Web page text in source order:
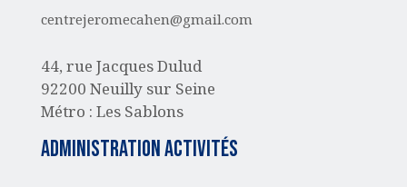
centrejeromecahen@gmail.com
44, rue Jacques Dulud
92200 Neuilly sur Seine
Métro : Les Sablons
administration activités